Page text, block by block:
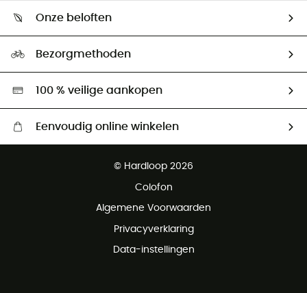
Retourzendingen & Terugbetalingen
Ambassadeurs
Onze beloften
Hardgreen
Bezorgmethoden
100 % veilige aankopen
Eenvoudig online winkelen
Gratis retourneren binnen 100 dagen
© Hardloop 2026
Colofon
Algemene Voorwaarden
Privacyverklaring
Data-instellingen